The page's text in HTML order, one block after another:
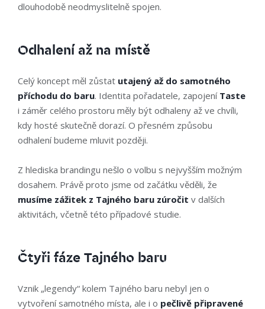
dlouhodobě neodmyslitelně spojen.
Odhalení až na místě
Celý koncept měl zůstat utajený až do samotného
příchodu do baru. Identita pořadatele, zapojení Taste
i záměr celého prostoru měly být odhaleny až ve chvíli,
kdy hosté skutečně dorazí. O přesném způsobu
odhalení budeme mluvit později.
Z hlediska brandingu nešlo o volbu s nejvyšším možným
dosahem. Právě proto jsme od začátku věděli, že
musíme zážitek z Tajného baru zúročit v dalších
aktivitách, včetně této případové studie.
Čtyři fáze Tajného baru
Vznik „legendy“ kolem Tajného baru nebyl jen o
vytvoření samotného místa, ale i o pečlivě připravené